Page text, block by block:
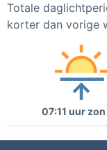
Totale
korter dan vorige
07:11 uur